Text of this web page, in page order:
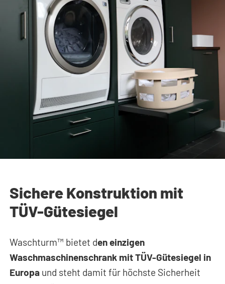
Sichere Konstruktion mit
TÜV-Gütesiegel
Waschturm™ bietet den einzigen
Waschmaschinenschrank mit TÜV-Gütesiegel in
Europa und steht damit für höchste Sicherheit